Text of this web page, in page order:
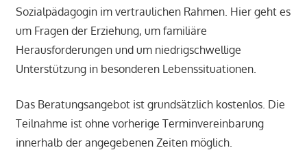
Sozialpädagogin im vertraulichen Rahmen. Hier geht es
um Fragen der Erziehung, um familiäre
Herausforderungen und um niedrigschwellige
Unterstützung in besonderen Lebenssituationen.
Das Beratungsangebot ist grundsätzlich kostenlos. Die
Teilnahme ist ohne vorherige Terminvereinbarung
innerhalb der angegebenen Zeiten möglich.